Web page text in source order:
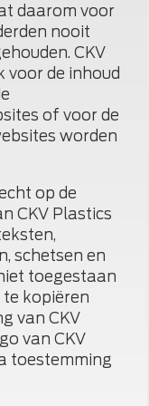
daarom voor
nooit
CKV
voor de inhoud
of voor de
worden
op de
CKV Plastics
schetsen en
toegestaan
kopiëren
van CKV
van CKV
toestemming